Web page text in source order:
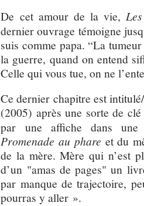
De cet amour de la vie,
dernier ouvrage témoigne
suis comme papa. “La
la guerre, quand on entend
Celle qui vous tue, on ne
Ce dernier chapitre est
(2005) après une sorte de
par une affiche dans une
Promenade au phare et du
de la mère. Mère qui n’est
d’un "amas de pages" un
par manque de trajectoire,
pourras y aller ».